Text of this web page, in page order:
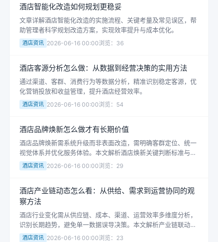
酒店智能化改造如何规划更稳妥
文章详解酒店智能化改造的实施流程、关键考量及常见误区，帮
助管理者科学规划改造方案，实现效率提升与成本优化。
酒店资讯 2026-06-16 00:00浏览：36
酒店客源分析怎么做：从数据到经营决策的实用方法
通过渠道、客群、消费行为等数据分析，精准识别稳定客源，优
化营销投放和收益管理，提升酒店经营效率。
酒店资讯 2026-06-16 00:00浏览：54
酒店品牌焕新怎么做才有长期价值
酒店品牌焕新需系统升级而非表面改造，需明确客群定位、统一
视觉体系并优化服务体验。本文解析酒店焕新关键判断标准与执
行路径，避免盲目投入导致资源浪费，提供可落地的品牌升级方
案。
酒店资讯 2026-06-16 00:00浏览：29
酒店产业链动态怎么看：从供给、需求到运营协同的观
察方法
酒店行业变化需从供应链、成本、渠道、运营效率多维度分析，
识别长期趋势，避免单一数据误导决策。本文解析产业链联动对
获客能力、服务体验和盈利质量的长期影响。
酒店资讯 2026-06-16 00:00浏览：23